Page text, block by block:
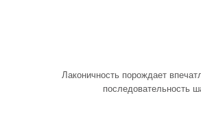
Лаконичность порождает
последовательность